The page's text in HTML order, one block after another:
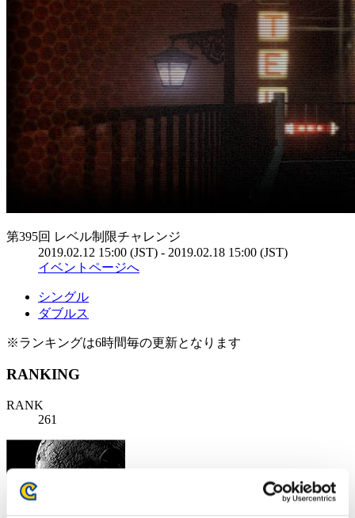
第395回 レベル制限チャレンジ
2019.02.12 15:00 (JST) - 2019.02.18 15:00 (JST)
イベントページへ
シングル
ダブルス
※ランキングは6時間毎の更新となります
RANKING
RANK
261